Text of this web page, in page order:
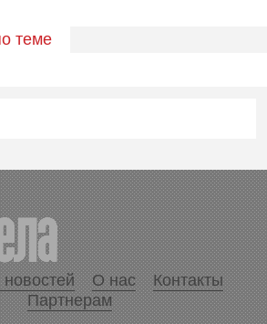
теме
О нас
Контакты
Партнерам